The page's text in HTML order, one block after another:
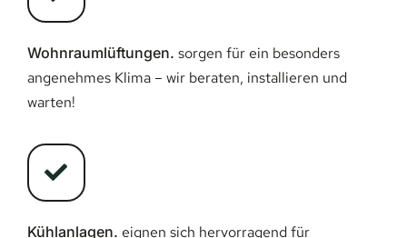
Wohnraumlüftungen. sorgen für ein besonders
angenehmes Klima – wir beraten, installieren und
warten!
Kühlanlagen. eignen sich hervorragend für